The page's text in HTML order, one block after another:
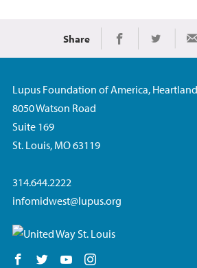
Share Share onShare on
Lupus Foundation of America,
8050 Watson Road
Suite 169
St. Louis, MO 63119
314.644.2222
infomidwest@lupus.org
Follow us on Facebook
Follow us on Twitter
Follow us on YouTube